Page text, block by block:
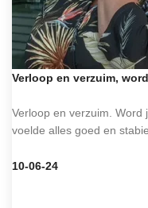
Verloop en verzuim,
Verloop en verzuim. Word
voelde alles goed en
10-06-24